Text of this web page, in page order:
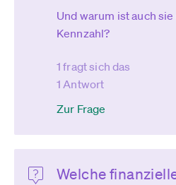
Und warum ist auch
Kennzahl?
1 fragt sich das
1 Antwort
Zur Frage
Welche